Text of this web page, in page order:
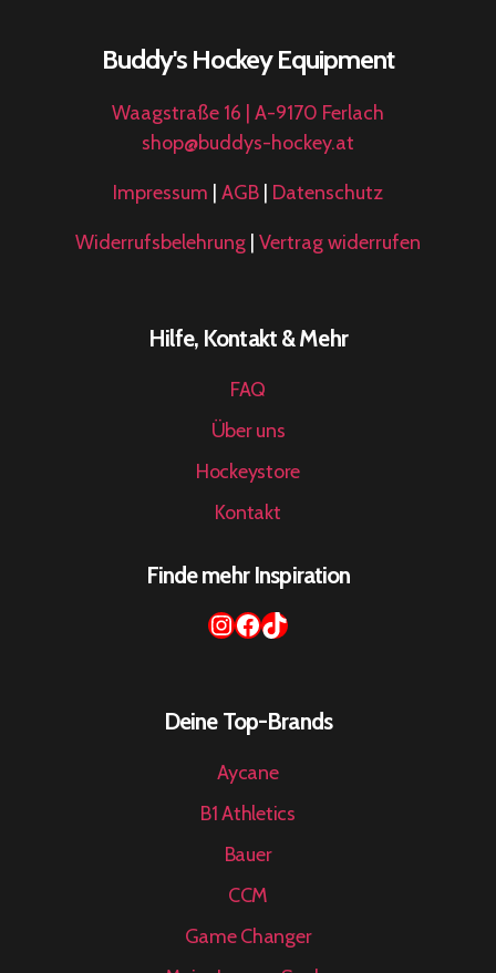
Buddy's Hockey Equipment
Waagstraße 16 | A-9170 Ferlach
shop@buddys-hockey.at
Impressum AGB Datenschutz
Widerrufsbelehrung Vertrag widerrufen
Hilfe, Kontakt & Mehr
FAQ
Über uns
Hockeystore
Kontakt
Finde mehr Inspiration
Instagram
Facebook
TikTok
Deine Top-Brands
Aycane
B1 Athletics
Bauer
CCM
Game Changer